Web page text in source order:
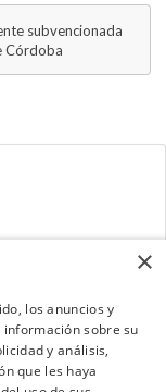
subvencionada
Córdoba
×
los anuncios y
sobre su
y análisis,
que les haya